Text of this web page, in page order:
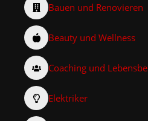
Bauen und Renovieren
Beauty und Wellness
Coaching und
Elektriker